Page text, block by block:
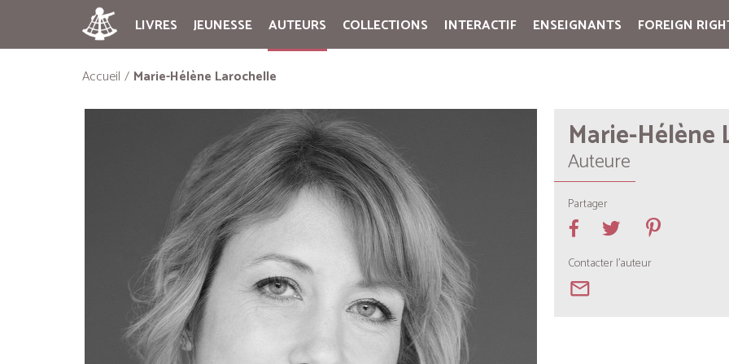
LIVRES JEUNESSE AUTEURS COLLECTIONS INTERACTIF ENSEIGNANTS FOREIGN
Accueil Marie-Hélène Larochelle
Marie-Hélène
Auteure
Partager
Contacter l'auteur
mail_outline